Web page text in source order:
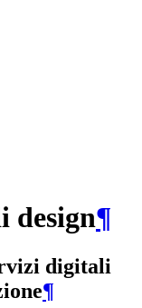
design¶
digitali
¶